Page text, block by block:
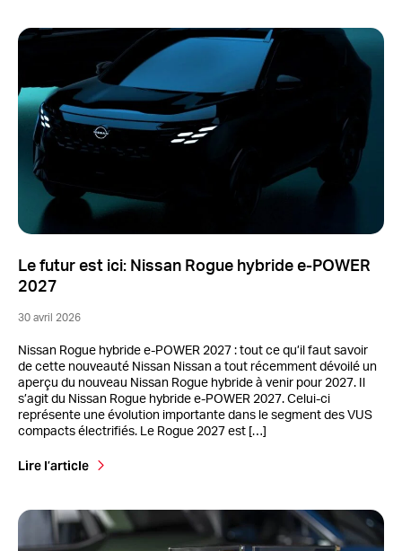
Le futur est ici: Nissan Rogue hybride e-POWER
2027
30 avril 2026
Nissan Rogue hybride e-POWER 2027 : tout ce qu’il faut savoir
de cette nouveauté Nissan Nissan a tout récemment dévoilé un
aperçu du nouveau Nissan Rogue hybride à venir pour 2027. Il
s’agit du Nissan Rogue hybride e-POWER 2027. Celui-ci
représente une évolution importante dans le segment des VUS
compacts électrifiés. Le Rogue 2027 est […]
Lire l’article